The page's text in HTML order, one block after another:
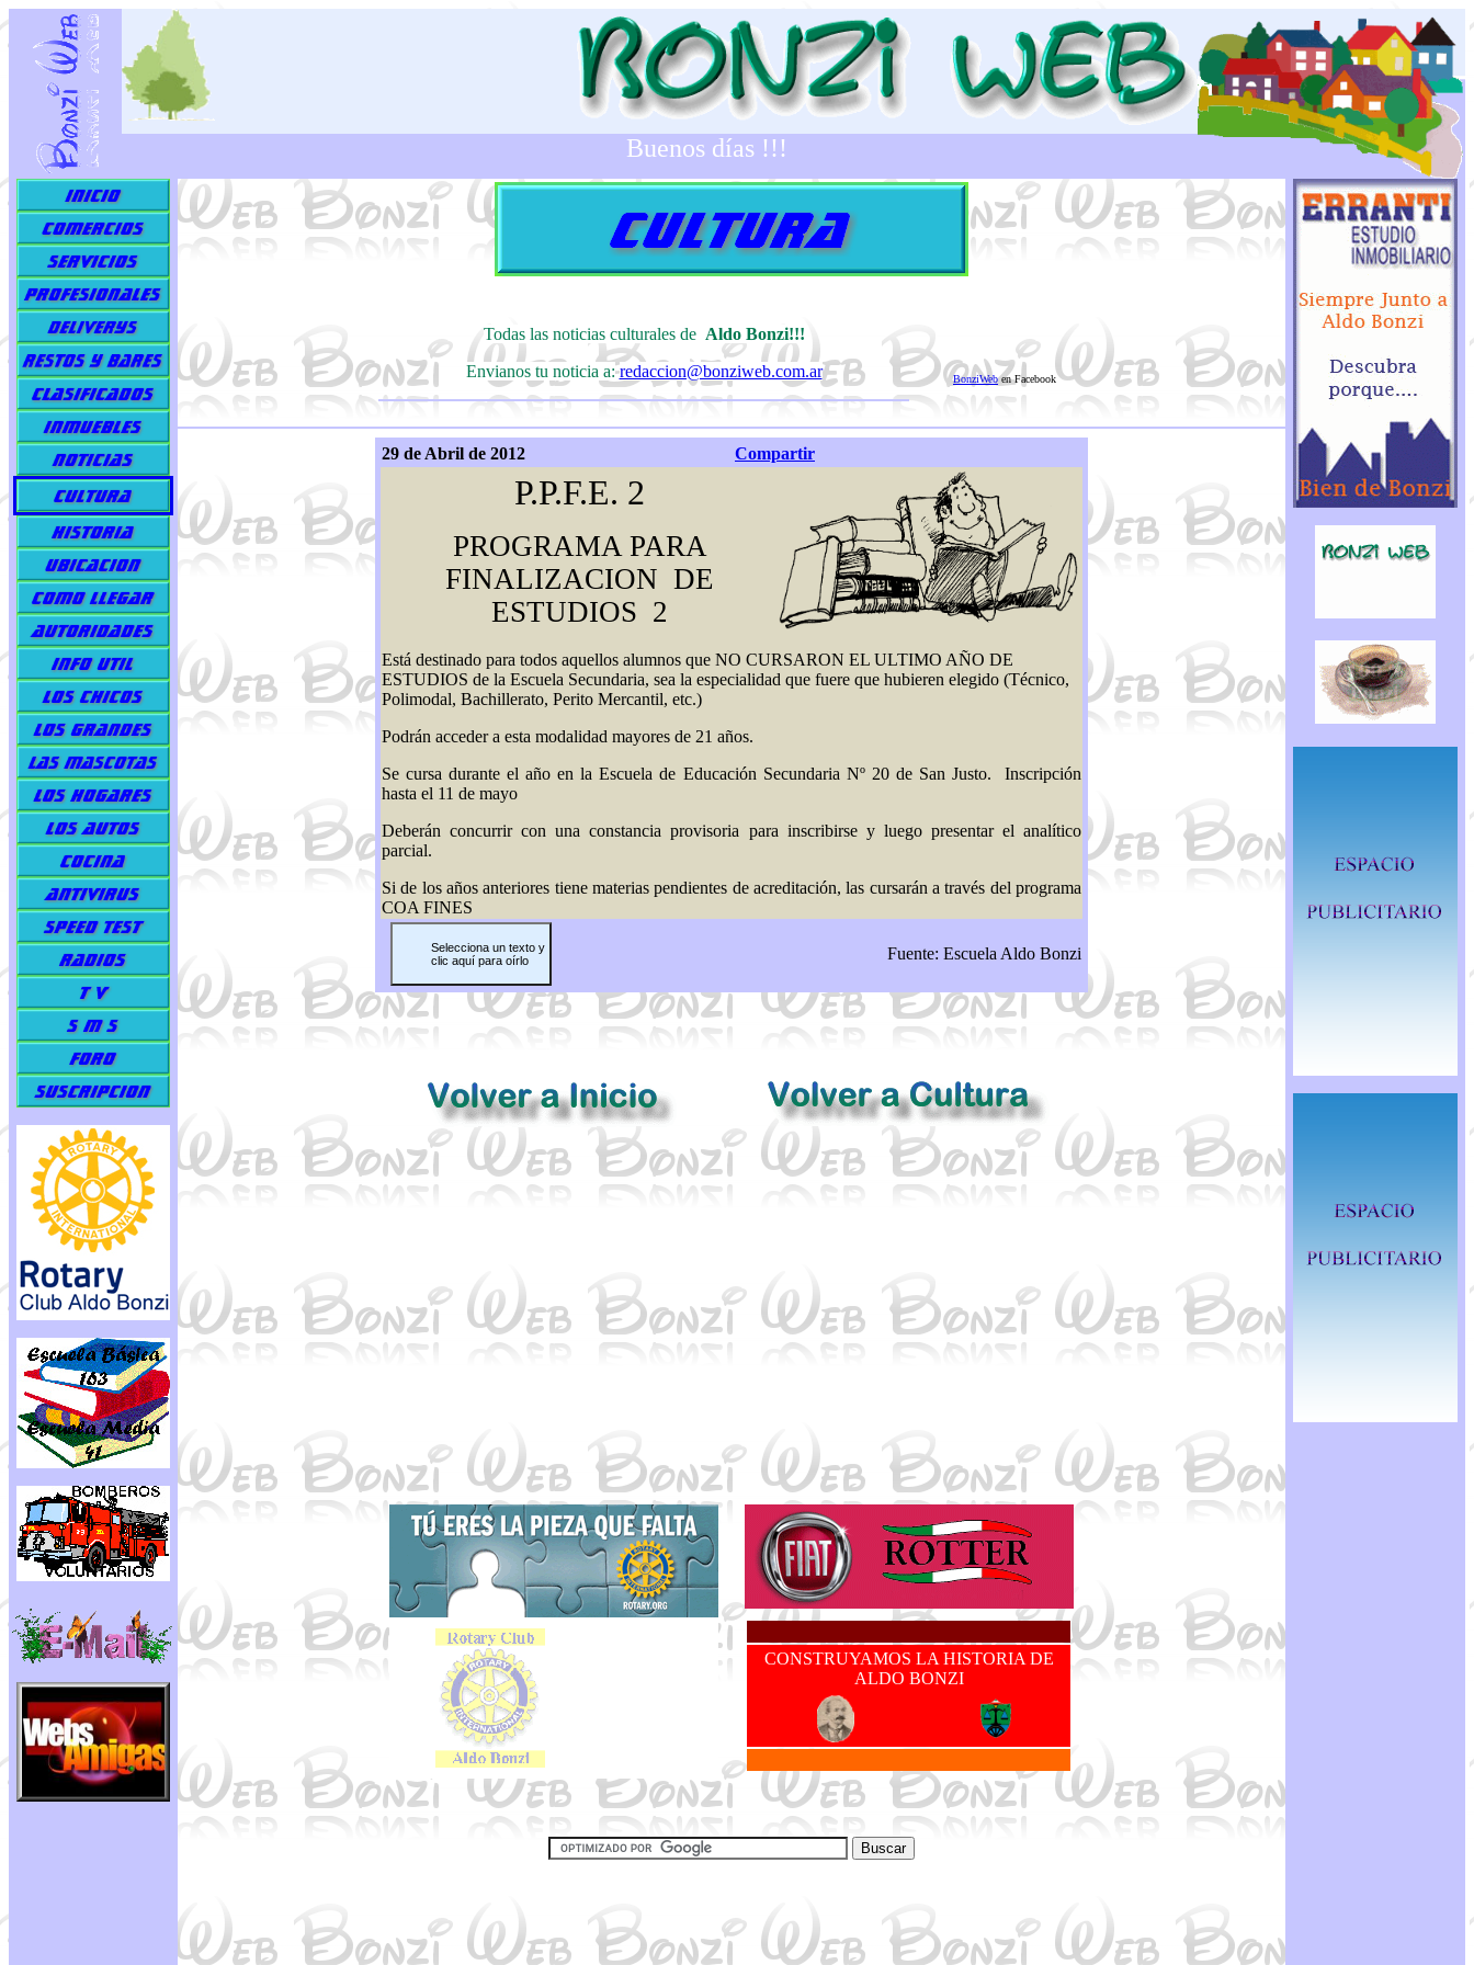
Buenos días !!!
Todas las noticias culturales de Aldo Bonzi!!!
Envianos tu noticia a: redaccion@bonziweb.com.ar BonziWeben Facebook
29 de Abril de 2012 Compartir
P.P.F.E. 2
PROGRAMA PARA
FINALIZACION DE
ESTUDIOS 2
Está destinado para todos aquellos alumnos que NO CURSARON EL ULTIMO AÑO DE
ESTUDIOS de la Escuela Secundaria, sea la especialidad que fuere que hubieren elegido (Técnico,
Polimodal, Bachillerato, Perito Mercantil, etc.)
Podrán acceder a esta modalidad mayores de 21 años.
Se cursa durante el año en la Escuela de Educación Secundaria Nº 20 de San Justo. Inscripción
hasta el 11 de mayo
Deberán concurrir con una constancia provisoria para inscribirse y luego presentar el analítico
parcial.
Si de los años anteriores tiene materias pendientes de acreditación, las cursarán a través del programa
COA FINES
Selecciona un texto y
clic aquí para oírlo
Fuente: Escuela Aldo Bonzi
CONSTRUYAMOS LA HISTORIA DE
ALDO BONZI